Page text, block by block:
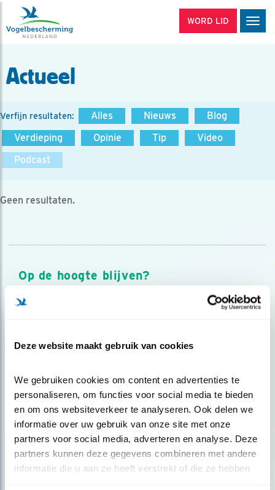
Deze website maakt gebruik van cookies
We gebruiken cookies om content en advertenties te
personaliseren, om functies voor social media te bieden
en om ons websiteverkeer te analyseren. Ook delen we
informatie over uw gebruik van onze site met onze
partners voor social media, adverteren en analyse. Deze
partners kunnen deze gegevens combineren met andere
informatie die u aan ze heeft verstrekt of die ze hebben
WORD LID
Actueel
Verfijn resultaten: Alles Nieuws
Blog
Verdieping
Opinie Tip
Video
Podcast
Geen resultaten.
Op de hoogte blijven?
Meld je aan en ontvang nieuws, inspiratie, acties en tips
over vogels en activiteiten van Vogelbescherming.